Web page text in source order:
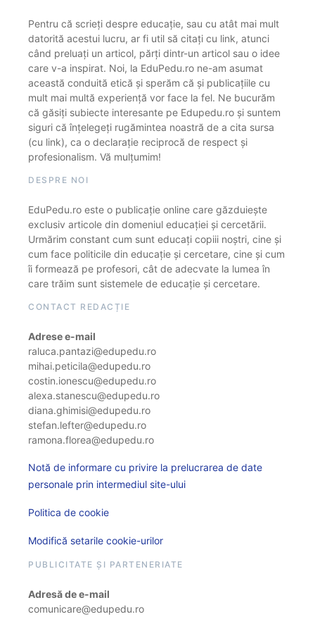
Pentru că scrieți despre educație, sau cu atât mai mult
datorită acestui lucru, ar fi util să citați cu link, atunci
când preluați un articol, părți dintr-un articol sau o idee
care v-a inspirat. Noi, la EduPedu.ro ne-am asumat
această conduită etică și sperăm că și publicațiile cu
mult mai multă experiență vor face la fel. Ne bucurăm
că găsiți subiecte interesante pe Edupedu.ro și suntem
siguri că înțelegeți rugămintea noastră de a cita sursa
(cu link), ca o declarație reciprocă de respect și
profesionalism. Vă mulțumim!
DESPRE NOI
EduPedu.ro este o publicație online care găzduiește
exclusiv articole din domeniul educației și cercetării.
Urmărim constant cum sunt educați copiii noștri, cine și
cum face politicile din educație și cercetare, cine și cum
îi formează pe profesori, cât de adecvate la lumea în
care trăim sunt sistemele de educație și cercetare.
CONTACT REDACȚIE
Adrese e-mail
raluca.pantazi@edupedu.ro
mihai.peticila@edupedu.ro
costin.ionescu@edupedu.ro
alexa.stanescu@edupedu.ro
diana.ghimisi@edupedu.ro
stefan.lefter@edupedu.ro
ramona.florea@edupedu.ro
Notă de informare cu privire la prelucrarea de date
personale prin intermediul site-ului
Politica de cookie
Modifică setarile cookie-urilor
PUBLICITATE ȘI PARTENERIATE
Adresă de e-mail
comunicare@edupedu.ro